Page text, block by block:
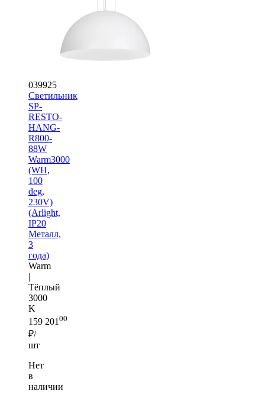
039925
Светильник
SP-
RESTO-
HANG-
R800-
88W
Warm3000
(WH,
100
deg,
230V)
(Arlight,
IP20
Металл,
3
года)
Warm
|
Тёплый
3000
K
159 201 00
₽/
шт
Нет
в
наличии